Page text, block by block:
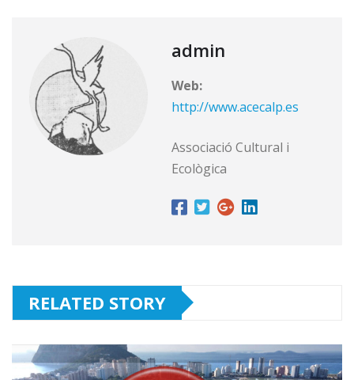
admin
Web:
http://www.acecalp.es
Associació Cultural i
Ecològica
RELATED STORY